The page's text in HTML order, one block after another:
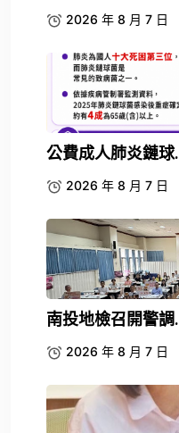
2026 年 8 月 7 日
公費成人肺炎鏈球.
2026 年 8 月 7 日
南投地檢召開警調.
2026 年 8 月 7 日